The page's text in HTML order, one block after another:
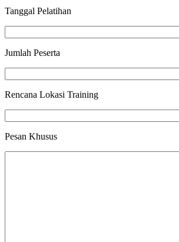
Tanggal Pelatihan
Jumlah Peserta
Rencana Lokasi Training
Pesan Khusus